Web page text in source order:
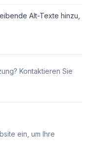
Alt-Texte hinzu,
Kontaktieren Sie
ein, um Ihre